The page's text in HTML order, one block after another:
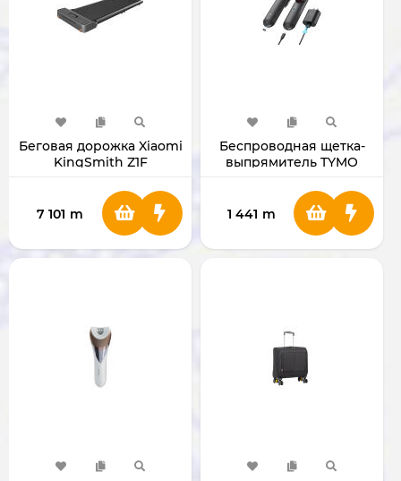
Беговая дорожка Xiaomi
KingSmith Z1F
7 101 m
Беспроводная щетка-
выпрямитель TYMO
1 441 m